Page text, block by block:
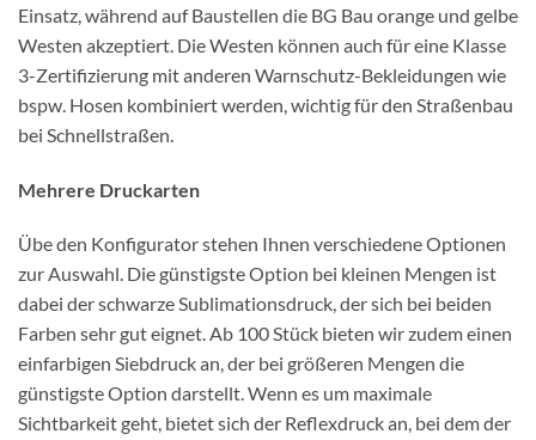
Einsatz, während auf Baustellen die BG Bau orange und gelbe
Westen akzeptiert. Die Westen können auch für eine Klasse
3-Zertifizierung mit anderen Warnschutz-Bekleidungen wie
bspw. Hosen kombiniert werden, wichtig für den Straßenbau
bei Schnellstraßen.
Mehrere Druckarten
Übe den Konfigurator stehen Ihnen verschiedene Optionen
zur Auswahl. Die günstigste Option bei kleinen Mengen ist
dabei der schwarze Sublimationsdruck, der sich bei beiden
Farben sehr gut eignet. Ab 100 Stück bieten wir zudem einen
einfarbigen Siebdruck an, der bei größeren Mengen die
günstigste Option darstellt. Wenn es um maximale
Sichtbarkeit geht, bietet sich der Reflexdruck an, bei dem der